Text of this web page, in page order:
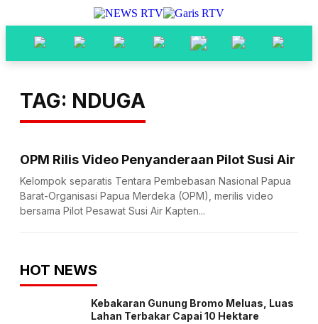
TAG: NDUGA
OPM Rilis Video Penyanderaan Pilot Susi Air
Kelompok separatis Tentara Pembebasan Nasional Papua
Barat-Organisasi Papua Merdeka (OPM), merilis video
bersama Pilot Pesawat Susi Air Kapten...
HOT NEWS
Kebakaran Gunung Bromo Meluas, Luas
Lahan Terbakar Capai 10 Hektare